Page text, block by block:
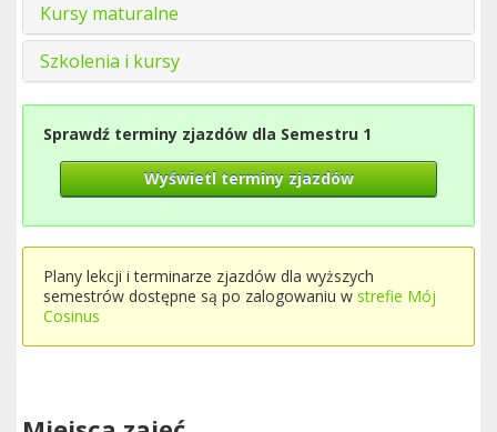
Kursy maturalne
Szkolenia i kursy
Sprawdź terminy zjazdów dla Semestru 1
Wyświetl terminy zjazdów
Plany lekcji i terminarze zjazdów dla wyższych
semestrów dostępne są po zalogowaniu w strefie Mój
Cosinus